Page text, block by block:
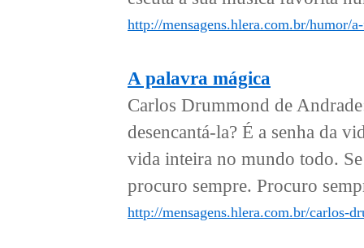
http://mensagens.hlera.com.br/humor/
A palavra mágica
Carlos Drummond de
desencantá-la? É a senha da
vida inteira no mundo todo.
procuro sempre. Procuro
http://mensagens.hlera.com.br/carlos-